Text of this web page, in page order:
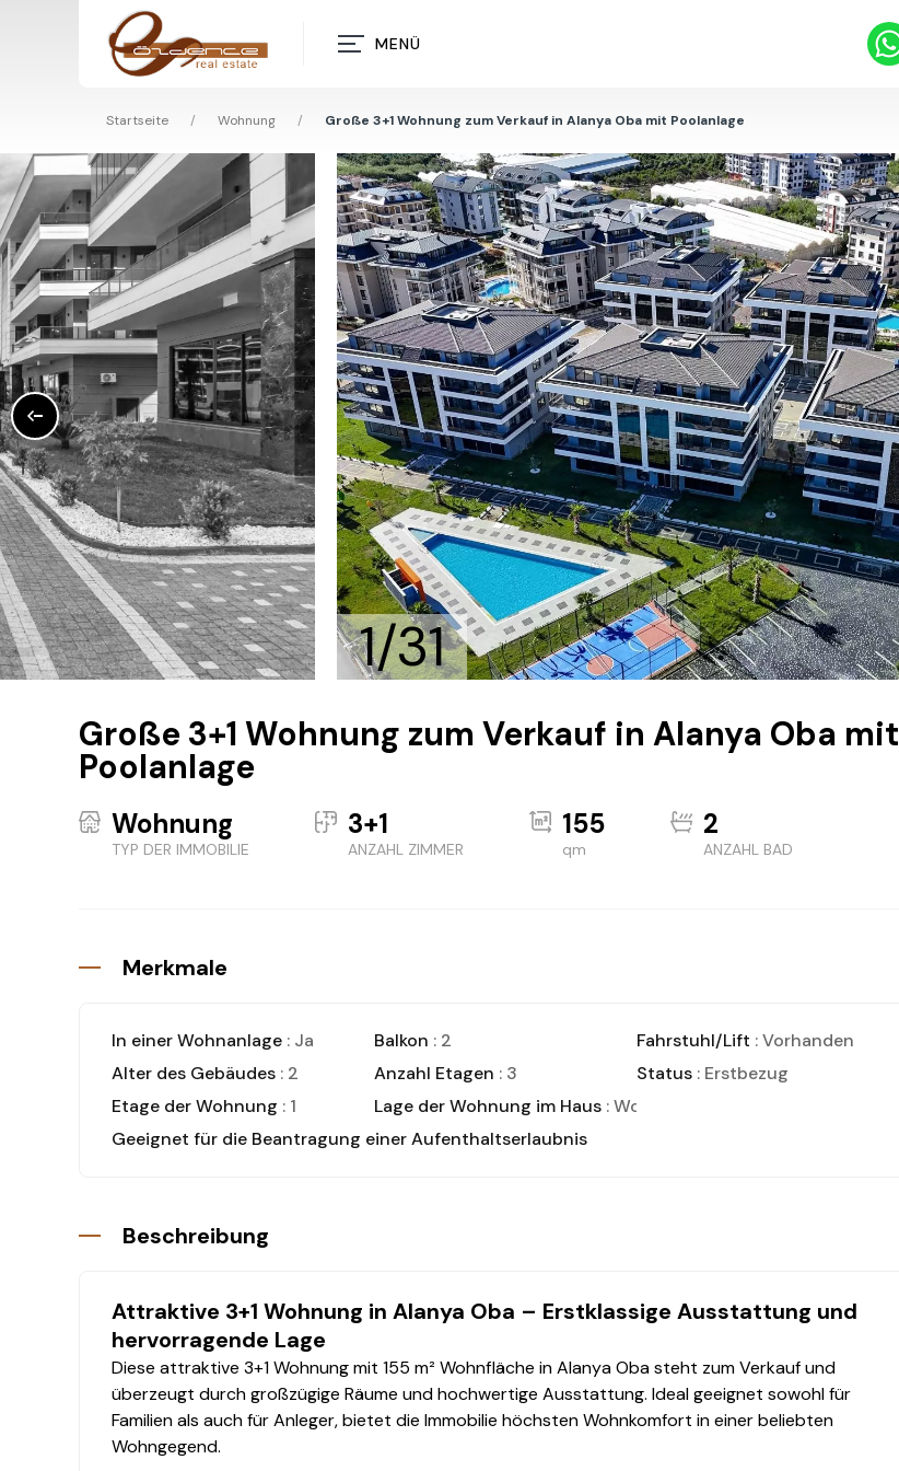
MENÜ
Startseite / Wohnung / Große 3+1 Wohnung zum Verkauf in Alanya Oba mit Poolanlage
1/31
Große 3+1 Wohnung zum Verkauf in Alanya Oba mit
Poolanlage
Wohnung
TYP DER IMMOBILIE
3+1
ANZAHL ZIMMER
155
qm
2
ANZAHL BAD
Merkmale
In einer Wohnanlage : Ja Balkon : 2 Fahrstuhl/Lift : Vorhanden
Alter des Gebäudes : 2 Anzahl Etagen : 3 Status : Erstbezug
Etage der Wohnung : 1 Lage der Wohnung im Haus : Wohnung
Geeignet für die Beantragung einer Aufenthaltserlaubnis
Beschreibung
Attraktive 3+1 Wohnung in Alanya Oba – Erstklassige Ausstattung und
hervorragende Lage
Diese attraktive 3+1 Wohnung mit 155 m² Wohnfläche in Alanya Oba steht zum Verkauf und
überzeugt durch großzügige Räume und hochwertige Ausstattung. Ideal geeignet sowohl für
Familien als auch für Anleger, bietet die Immobilie höchsten Wohnkomfort in einer beliebten
Wohngegend.